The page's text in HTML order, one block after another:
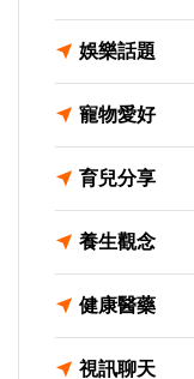
娛樂話題
寵物愛好
育兒分享
養生觀念
健康醫藥
視訊聊天